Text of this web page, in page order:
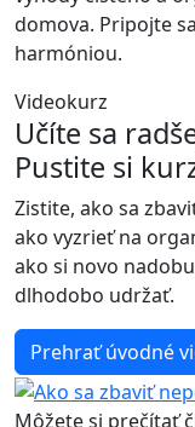
domova. Pripojte
harmóniou.
Videokurz
Učíte sa
Pustite si
Zistite, ako sa
ako vyzrieť na
ako si novo
dlhodobo udržať.
Prehrať úvodné
Môžete si prečítať